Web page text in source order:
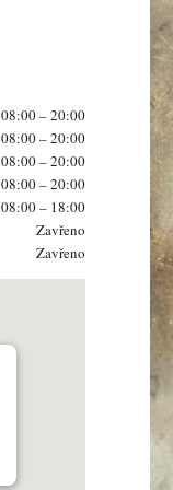
08:00 – 20:00
08:00 – 20:00
08:00 – 20:00
08:00 – 20:00
08:00 – 18:00
Zavřeno
Zavřeno